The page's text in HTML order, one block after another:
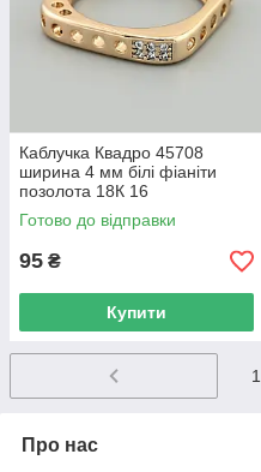
Каблучка Квадро 45708
ширина 4 мм білі фіаніти
позолота 18К 16
Готово до відправки
95 ₴
Купити
1
Про нас